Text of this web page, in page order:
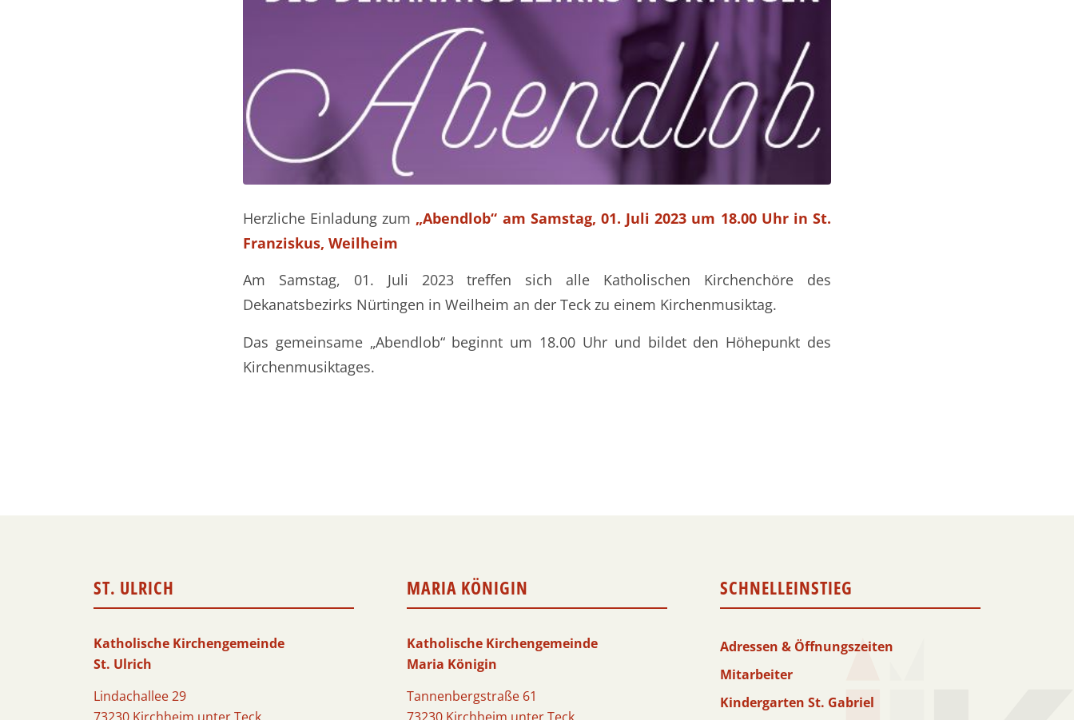
Herzliche Einladung zum „Abendlob“ am Samstag, 01. Juli 2023 um 18.00 Uhr in St.
Franziskus, Weilheim
Am Samstag, 01. Juli 2023 treffen sich alle Katholischen Kirchenchöre des
Dekanatsbezirks Nürtingen in Weilheim an der Teck zu einem Kirchenmusiktag.
Das gemeinsame „Abendlob“ beginnt um 18.00 Uhr und bildet den Höhepunkt des
Kirchenmusiktages.
ST. ULRICH
Katholische Kirchengemeinde
St. Ulrich
Lindachallee 29
MARIA KÖNIGIN
Katholische Kirchengemeinde
Maria Königin
Tannenbergstraße 61
SCHNELLEINSTIEG
Adressen & Öffnungszeiten
Mitarbeiter
Kindergarten St. Gabriel